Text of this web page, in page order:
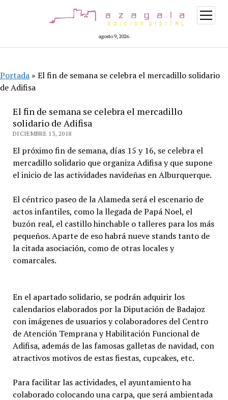
agosto 9, 2026
abrir
menú
Portada » El fin de semana se celebra el mercadillo solidario
de Adifisa
El fin de semana se celebra el mercadillo
solidario de Adifisa
DICIEMBRE 13, 2018
El próximo fin de semana, días 15 y 16, se celebra el
mercadillo solidario que organiza Adifisa y que supone
el inicio de las actividades navideñas en Alburquerque.
El céntrico paseo de la Alameda será el escenario de
actos infantiles, como la llegada de Papá Noel, el
buzón real, el castillo hinchable o talleres para los más
pequeños. Aparte de eso habrá nueve stands tanto de
la citada asociación, como de otras locales y
comarcales.
En el apartado solidario, se podrán adquirir los
calendarios elaborados por la Diputación de Badajoz
con imágenes de usuarios y colaboradores del Centro
de Atención Temprana y Habilitación Funcional de
Adifisa, además de las famosas galletas de navidad, con
atractivos motivos de estas fiestas, cupcakes, etc.
Para facilitar las actividades, el ayuntamiento ha
colaborado colocando una carpa, que será ambientada